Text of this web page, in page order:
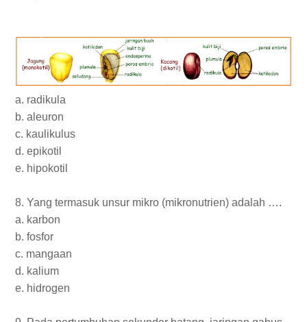
a. radikula
b. aleuron
c. kaulikulus
d. epikotil
e. hipokotil
8. Yang termasuk unsur mikro (mikronutrien) adalah ….
a. karbon
b. fosfor
c. mangaan
d. kalium
e. hidrogen